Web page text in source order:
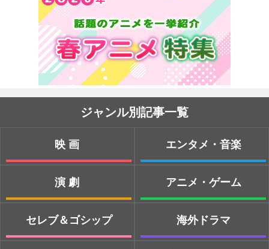
ジャンル別記事一覧
映画
演劇
セレブ＆ゴシップ
エンタメ・音楽
アニメ・ゲーム
海外ドラマ